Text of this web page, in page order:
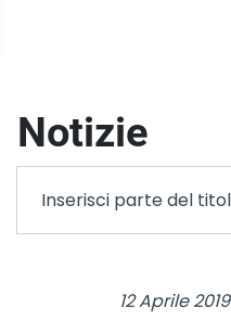
Notizie
12 Aprile 2019